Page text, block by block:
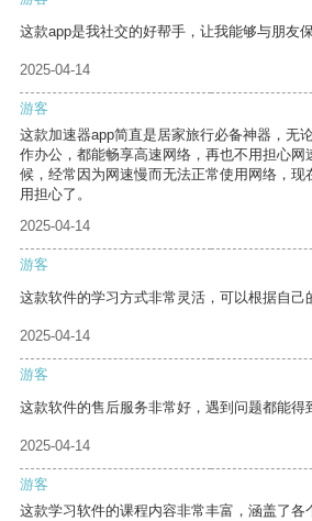
这款app是我社交的好帮手，让我能够与朋友
2025-04-14
游客
这款加速器app简直是居家旅行必备神器，无
作办公，都能畅享高速网络，再也不用担心网
候，经常因为网速慢而无法正常使用网络，现
用担心了。
2025-04-14
游客
这款软件的学习方式非常灵活，可以根据自己
2025-04-14
游客
这款软件的售后服务非常好，遇到问题都能得
2025-04-14
游客
这款学习软件的课程内容非常丰富，涵盖了各